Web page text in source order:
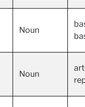
Noun
Noun